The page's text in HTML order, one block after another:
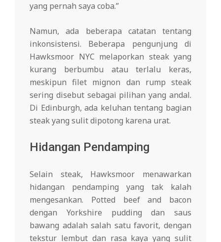
yang pernah saya coba.”
Namun, ada beberapa catatan tentang
inkonsistensi. Beberapa pengunjung di
Hawksmoor NYC melaporkan steak yang
kurang berbumbu atau terlalu keras,
meskipun filet mignon dan rump steak
sering disebut sebagai pilihan yang andal.
Di Edinburgh, ada keluhan tentang bagian
steak yang sulit dipotong karena urat.
Hidangan Pendamping
Selain steak, Hawksmoor menawarkan
hidangan pendamping yang tak kalah
mengesankan. Potted beef and bacon
dengan Yorkshire pudding dan saus
bawang adalah salah satu favorit, dengan
tekstur lembut dan rasa kaya yang sulit